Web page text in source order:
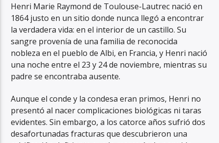
Henri Marie Raymond de Toulouse-Lautrec nació en
1864 justo en un sitio donde nunca llegó a encontrar
la verdadera vida: en el interior de un castillo. Su
sangre provenía de una familia de reconocida
nobleza en el pueblo de Albi, en Francia, y Henri nació
una noche entre el 23 y 24 de noviembre, mientras su
padre se encontraba ausente.
Aunque el conde y la condesa eran primos, Henri no
presentó al nacer complicaciones biológicas ni taras
evidentes. Sin embargo, a los catorce años sufrió dos
desafortunadas fracturas que descubrieron una